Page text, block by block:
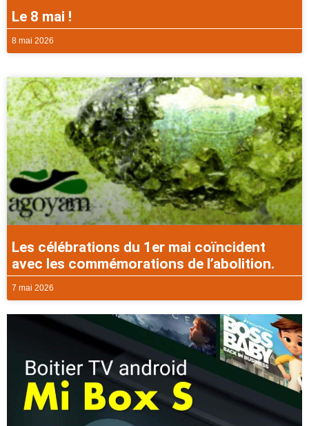
Le 8 mai !
8 mai 2026
Les célébrations du 1er mai coïncident
avec les commémorations de l’abolition.
7 mai 2026